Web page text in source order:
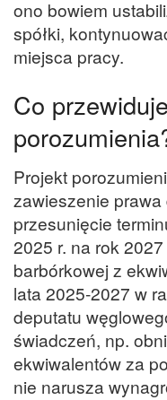
ono bowiem
spółki,
miejsca pracy.
Co
Projekt
zawieszenie
przesunięcie
2025 r. na rok
barbórkowej z
lata 2025-2027 w
deputatu
świadczeń, np.
ekwiwalentów za
nie narusza